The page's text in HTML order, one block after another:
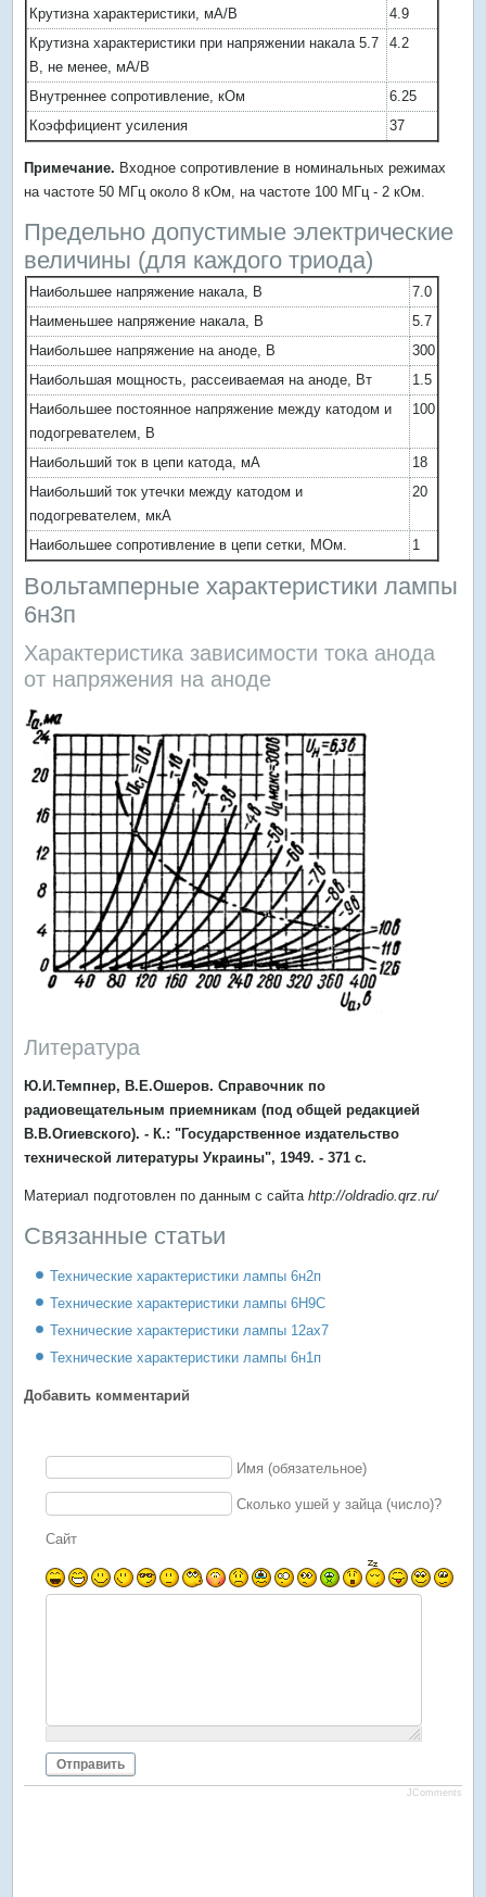
Крутизна характеристики, мА/В
4.9
Крутизна характеристики при напряжении накала 5.7
В, не менее, мА/В
4.2
Внутреннее сопротивление, кОм
6.25
Коэффициент усиления
37
Примечание. Входное сопротивление в номинальных режимах
на частоте 50 МГц около 8 кОм, на частоте 100 МГц - 2 кОм.
Предельно допустимые электрические
величины (для каждого триода)
Наибольшее напряжение накала, В
7.0
Наименьшее напряжение накала, В
5.7
Наибольшее напряжение на аноде, В
300
Наибольшая мощность, рассеиваемая на аноде, Вт
1.5
Наибольшее постоянное напряжение между катодом и
подогревателем, В
100
Наибольший ток в цепи катода, мА
18
Наибольший ток утечки между катодом и
подогревателем, мкА
20
Наибольшее сопротивление в цепи сетки, МОм. 1
Вольтамперные характеристики лампы
6н3п
Характеристика зависимости тока анода
от напряжения на аноде
Литература
Ю.И.Темпнер, В.Е.Ошеров. Справочник по
радиовещательным приемникам (под общей редакцией
В.В.Огиевского). - К.: "Государственное издательство
технической литературы Украины", 1949. - 371 с.
Материал подготовлен по данным с сайтаhttp://oldradio.qrz.ru/
Связанные статьи
Технические характеристики лампы 6н2п
Технические характеристики лампы 6Н9С
Технические характеристики лампы 12ax7
Технические характеристики лампы 6н1п
Добавить комментарий
Имя (обязательное)
Сколько ушей у зайца (число)?
Сайт
Отправить
JComments